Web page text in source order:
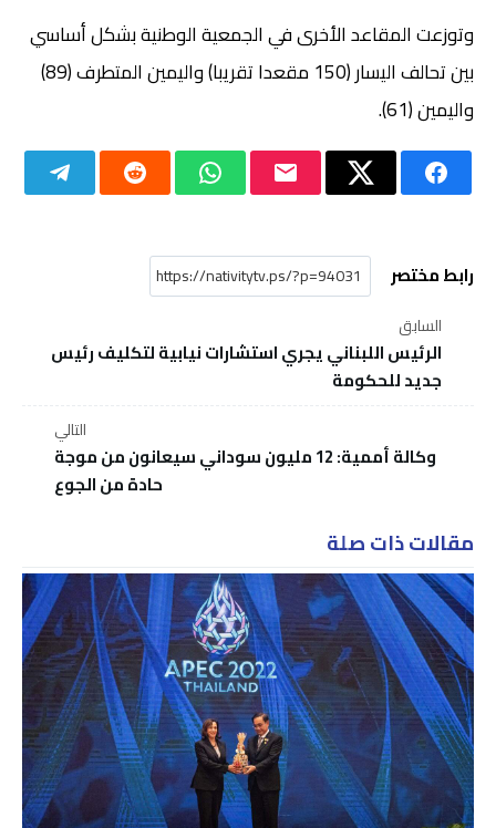
وتوزعت المقاعد الأخرى في الجمعية الوطنية بشكل أساسي
بين تحالف اليسار (150 مقعدا تقريبا) واليمين المتطرف (89)
واليمين (61).
رابط مختصر
السابق
الرئيس اللبناني يجري استشارات نيابية لتكليف رئيس
جديد للحكومة
التالي
وكالة أممية: 12 مليون سوداني سيعانون من موجة
حادة من الجوع
مقالات ذات صلة